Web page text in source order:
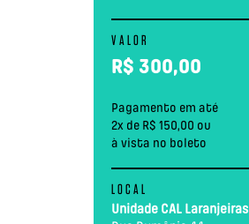
VALOR
R$ 300,00
Pagamento em até
2x de R$ 150,00 ou
à vista no boleto
LOCAL
Unidade CAL Laranjeiras